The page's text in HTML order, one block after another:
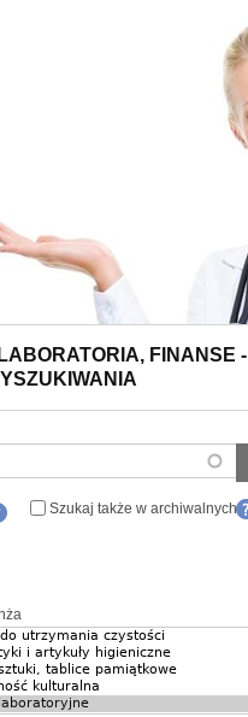
FINANSE -
Szukaj także w archiwalnych